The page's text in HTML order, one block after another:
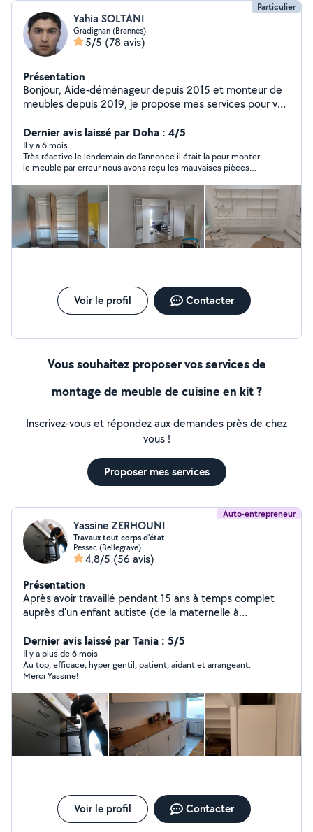
Particulier
Yahia SOLTANI
Gradignan (Brannes)
5/5 (78 avis)
Présentation
Bonjour, Aide-déménageur depuis 2015 et monteur de
meubles depuis 2019, je propose mes services pour vos
pour l'emballage des cartons, démontage des meubles,
manutention, optimisation de vos camions, box de
stockage, remontage de meuble... Je propose aussi
mes services pour du petit bricolage tels que
l'assemblage des meubles en kit, dressing, fixations des
cadres tringles TV et luminaires... (par contre je n'ai pas
d'escabeau)
Dernier avis laissé par Doha : 4/5
Il y a 6 mois
Très réactive le lendemain de l’annonce il était la pour monter
le meuble par erreur nous avons reçu les mauvaises pièces
de sa faute mais pour le reste du bon travail je le recommande
Voir le profil Contacter
Vous souhaitez proposer vos services de
montage de meuble de cuisine en kit ?
Inscrivez-vous et répondez aux demandes près de chez
vous !
Proposer mes services
Auto-entrepreneur
Yassine ZERHOUNI
Travaux tout corps d'état
Pessac (Bellegrave)
4,8/5 (56 avis)
Présentation
Après avoir travaillé pendant 15 ans à temps complet
auprès d'un enfant autiste (de la maternelle à
passionné, perfectionniste, et sérieux!! Je dispose de
tout les outils nécessaires pour effectuer vos petits et
gros travaux. Je peux aider et partager avec vous mon
savoir-faire en : -Peinture -Pose de cuisines -Plomberie -
Revêtement de sol -Terasses -Pergola -Agencement sur
mesure -Jardinage -Montage de meubles -
Déménagement -Mécanique automobile etc Je reste à
votre disposition pour tout renseignements et/ou
questions Au plaisir d'échanger avec vous
Dernier avis laissé par Tania : 5/5
Il y a plus de 6 mois
Au top, efficace, hyper gentil, patient, aidant et arrangeant.
Merci Yassine!
Voir le profil Contacter